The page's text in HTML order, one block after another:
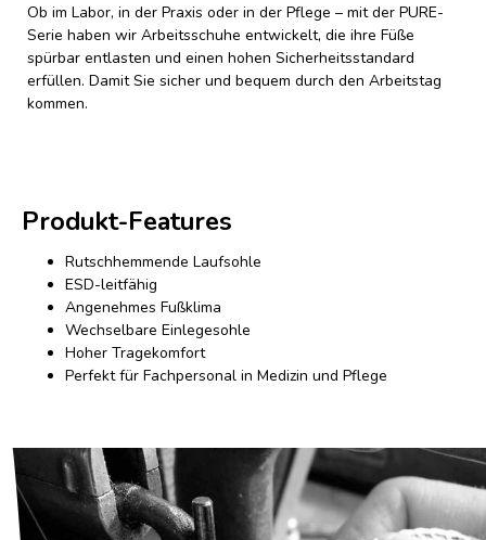
Ob im Labor, in der Praxis oder in der Pflege – mit der PURE-
Serie haben wir Arbeitsschuhe entwickelt, die ihre Füße
spürbar entlasten und einen hohen Sicherheitsstandard
erfüllen. Damit Sie sicher und bequem durch den Arbeitstag
kommen.
Produkt-Features
Rutschhemmende Laufsohle
ESD-leitfähig
Angenehmes Fußklima
Wechselbare Einlegesohle
Hoher Tragekomfort
Perfekt für Fachpersonal in Medizin und Pflege